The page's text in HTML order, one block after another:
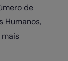
de
Humanos,